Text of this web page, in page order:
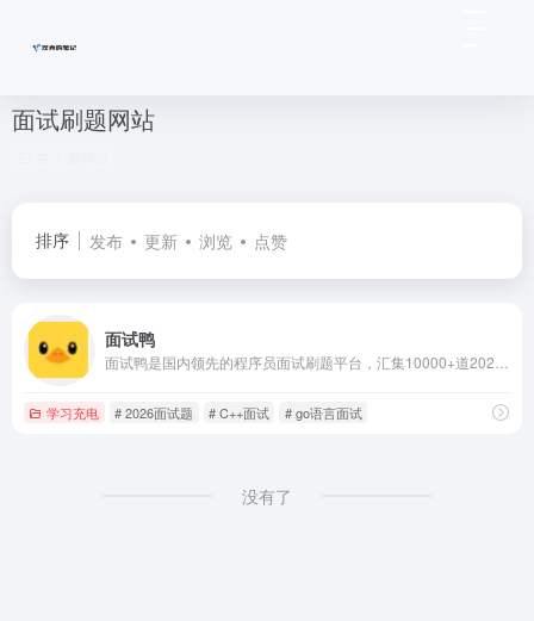
面试刷题网站
排序 发布 更新 浏览 点赞
面试鸭
学习充电 # 2026面试题 # C++面试 # go语言面试
没有了